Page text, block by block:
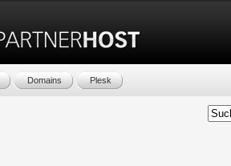
Domains Plesk